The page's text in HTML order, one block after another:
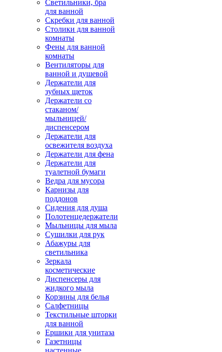
Светильники, бра
для ванной
Скребки для ванной
Столики для ванной
комнаты
Фены для ванной
комнаты
Вентиляторы для
ванной и душевой
Держатели для
зубных щеток
Держатели со
стаканом/
мыльницей/
диспенсером
Держатели для
освежителя воздуха
Держатели для фена
Держатели для
туалетной бумаги
Ведра для мусора
Карнизы для
поддонов
Сидения для душа
Полотенцедержатели
Мыльницы для мыла
Сушилки для рук
Абажуры для
светильника
Зеркала
косметические
Диспенсеры для
жидкого мыла
Корзины для белья
Салфетницы
Текстильные шторки
для ванной
Ершики для унитаза
Газетницы
настенные